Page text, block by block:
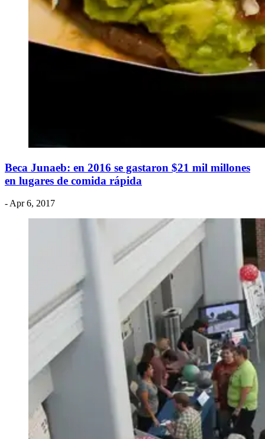
Beca Junaeb: en 2016 se gastaron $21 mil millones
en lugares de comida rápida
- Apr 6, 2017